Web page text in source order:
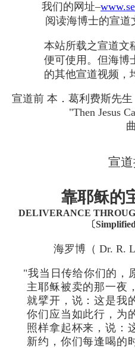
我们的网址–
阅读海博士的宣
本站所载之宣道文
便可使用。但海博
的其他宣道视频，
宣道前 本．葛利费斯先
"Then Jesus
宣
靠耶稣的
DELIVERANCE
〔
海罗博（ Dr. R.
"我当日传给你们的，
主耶稣被卖的那一夜
就擘开，说：这是我
你们应当如此行，为
照样拿起杯来，说：
新约，你们每逢喝的